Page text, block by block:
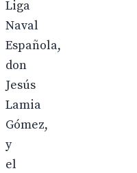
Liga
Naval
Española,
don
Jesús
Lamia
Gómez,
y
el